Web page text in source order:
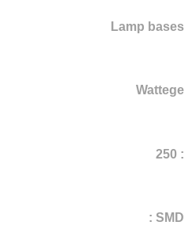
Lamp bases
Wattege
: 250
SMD :